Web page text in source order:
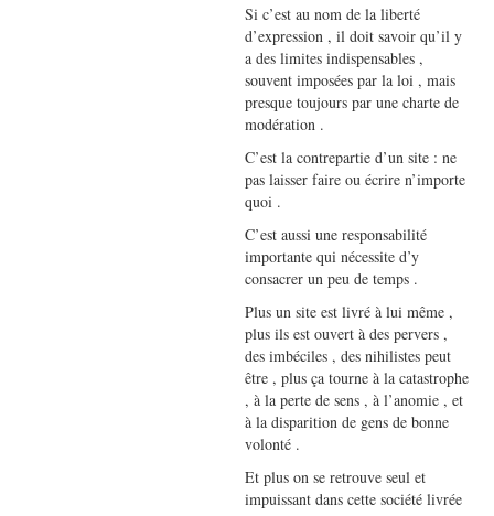
Si c’est au nom de la liberté
d’expression , il doit savoir qu’il y
a des limites indispensables ,
souvent imposées par la loi , mais
presque toujours par une charte de
modération .
C’est la contrepartie d’un site : ne
pas laisser faire ou écrire n’importe
quoi .
C’est aussi une responsabilité
importante qui nécessite d’y
consacrer un peu de temps .
Plus un site est livré à lui même ,
plus ils est ouvert à des pervers ,
des imbéciles , des nihilistes peut
être , plus ça tourne à la catastrophe
, à la perte de sens , à l’anomie , et
à la disparition de gens de bonne
volonté .
Et plus on se retrouve seul et
impuissant dans cette société livrée